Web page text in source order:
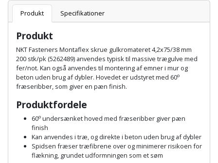
Fugtsikring
Garageport
Gelænder
Gips
Grundmursplader
Hardieplank
brædder
Fugepistol
skumpistol
Gevindskærer
Gipsværktøj
Glasløfter
Glasskærer
Hæftepistol
Betonsliber
Bindemaskine
Bits
Bor
Bordrundsav
Bore-
Motorenhed
Motorsav
og
kædesav
Motorsav
og
kædesav
tilbehør
Pælebor
Brænde
Brændeovn
Brandslukker
Brugskunst
Camping
Damprengøring
Dørmåtte
og
afrensning
Spartelmasse
til
væg
Tape
Rør
fittings
Stålvask
Ventilation
og
indeklima
Guides
Gaveideer
Aktiviteter
Produkt Specifikationer
Produkt
NKT Fasteners Montaflex skrue gulkromateret 4,2x75/38 mm
200 stk/pk (5262489) anvendes typisk til massive trægulve med
fer/not. Kan også anvendes til montering af emner i mur og
beton uden brug af dybler. Hovedet er udstyret med 60o
fræseribber, som giver en pæn finish.
Produktfordele
60o undersænket hoved med fræseribber giver pæn
finish
Kan anvendes i træ, og direkte i beton uden brug af dybler
Spidsen fræser træfibrene over og minimerer risikoen for
flækning, grundet udformningen som et søm